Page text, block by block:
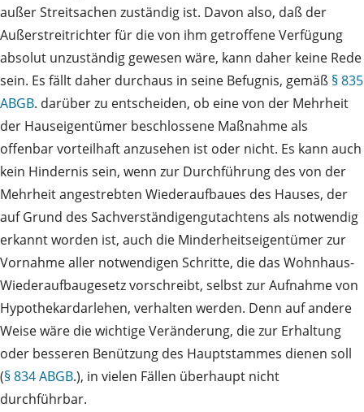
außer Streitsachen zuständig ist. Davon also, daß der
Außerstreitrichter für die von ihm getroffene Verfügung
absolut unzuständig gewesen wäre, kann daher keine Rede
sein. Es fällt daher durchaus in seine Befugnis, gemäß § 835
ABGB. darüber zu entscheiden, ob eine von der Mehrheit
der Hauseigentümer beschlossene Maßnahme als
offenbar vorteilhaft anzusehen ist oder nicht. Es kann auch
kein Hindernis sein, wenn zur Durchführung des von der
Mehrheit angestrebten Wiederaufbaues des Hauses, der
auf Grund des Sachverständigengutachtens als notwendig
erkannt worden ist, auch die Minderheitseigentümer zur
Vornahme aller notwendigen Schritte, die das Wohnhaus-
Wiederaufbaugesetz vorschreibt, selbst zur Aufnahme von
Hypothekardarlehen, verhalten werden. Denn auf andere
Weise wäre die wichtige Veränderung, die zur Erhaltung
oder besseren Benützung des Hauptstammes dienen soll
(§ 834 ABGB.), in vielen Fällen überhaupt nicht
durchführbar.